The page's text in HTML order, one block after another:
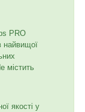
PRO
найвищої
містить
якості у